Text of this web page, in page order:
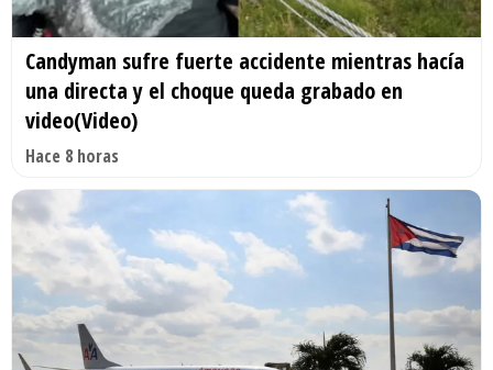
Candyman sufre fuerte accidente mientras hacía
una directa y el choque queda grabado en
video(Video)
Hace 8 horas